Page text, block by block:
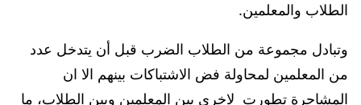
الطلاب والمعلمين.
وتبادل مجموعة من الطلاب الضرب قبل أن يتدخل عدد
من المعلمين لمحاولة فض الاشتباكات بينهم الا ان
المشاجرة تطورت لاخرى بين المعلمين وبين الطلاب، ما